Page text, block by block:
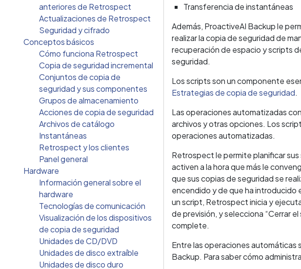
anteriores de Retrospect
Actualizaciones de Retrospect
Seguridad y cifrado
Conceptos básicos
Cómo funciona Retrospect
Copia de seguridad incremental
Conjuntos de copia de
seguridad y sus componentes
Grupos de almacenamiento
Acciones de copia de seguridad
Archivos de catálogo
Instantáneas
Retrospect y los clientes
Panel general
Hardware
Información general sobre el
hardware
Tecnologías de comunicación
Visualización de los dispositivos
de copia de seguridad
Unidades de CD/DVD
Unidades de disco extraíble
Unidades de disco duro
Transferencia de instantáneas
Además, ProactiveAI Backup le
realizar la copia de seguridad de
recuperación de espacio y scripts
seguridad.
Los scripts son un componente
Estrategias de copia de seguridad.
Las operaciones automatizadas
archivos y otras opciones. Los
operaciones automatizadas.
Retrospect le permite planificar
activen a la hora que más le
que sus copias de seguridad se
encendido y de que ha introducido
un script, Retrospect inicia y
de previsión, y selecciona “Cerrar el
complete.
Entre las operaciones automáticas
Backup. Para saber cómo